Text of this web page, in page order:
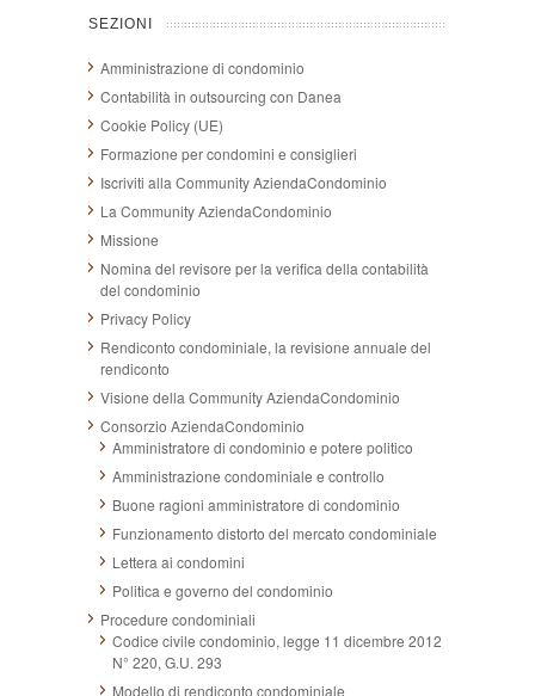
SEZIONI
Amministrazione di condominio
Contabilità in outsourcing con Danea
Cookie Policy (UE)
Formazione per condomini e consiglieri
Iscriviti alla Community AziendaCondominio
La Community AziendaCondominio
Missione
Nomina del revisore per la verifica della contabilità
del condominio
Privacy Policy
Rendiconto condominiale, la revisione annuale del
rendiconto
Visione della Community AziendaCondominio
Consorzio AziendaCondominio
Amministratore di condominio e potere politico
Amministrazione condominiale e controllo
Buone ragioni amministratore di condominio
Funzionamento distorto del mercato condominiale
Lettera ai condomini
Politica e governo del condominio
Procedure condominiali
Codice civile condominio, legge 11 dicembre 2012
N° 220, G.U. 293
Modello di rendiconto condominiale